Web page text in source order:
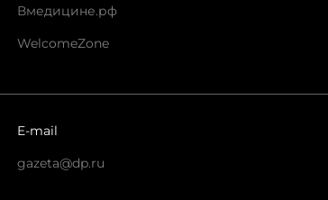
Вмедицине.рф
WelcomeZone
E-mail
gazeta@dp.ru